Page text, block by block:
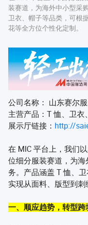
装赛道，为海外中小型采
卫衣、帽子等品类，可根
花等全方位个性化定制。
公司名称： 山东赛尔
主营产品：T 恤、卫衣
展示厅链接： http://
在 MIC 平台上，我们
位细分服装赛道，为
务。产品涵盖 T 恤、
实现从面料、版型到刺
一、顺应趋势，转型跨